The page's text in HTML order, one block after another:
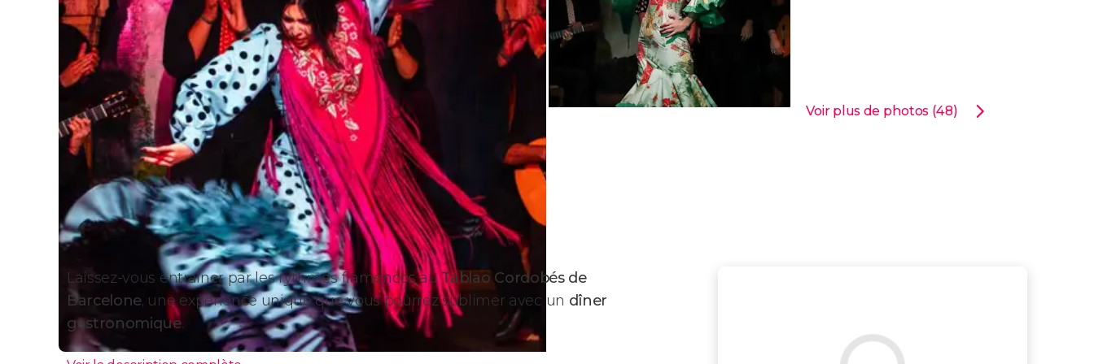
Voir plus de photos (48)
Laissez-vous entraîner par les rythmes flamencos auTablao Cordobés de
Barcelone, une expérience unique que vous pourrez sublimer avec un dîner
gastronomique.